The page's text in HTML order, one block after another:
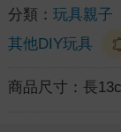
分類： 玩具親子
其他DIY玩具
商品尺寸： 長